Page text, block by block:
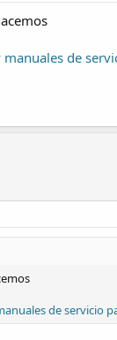
de
de servicio